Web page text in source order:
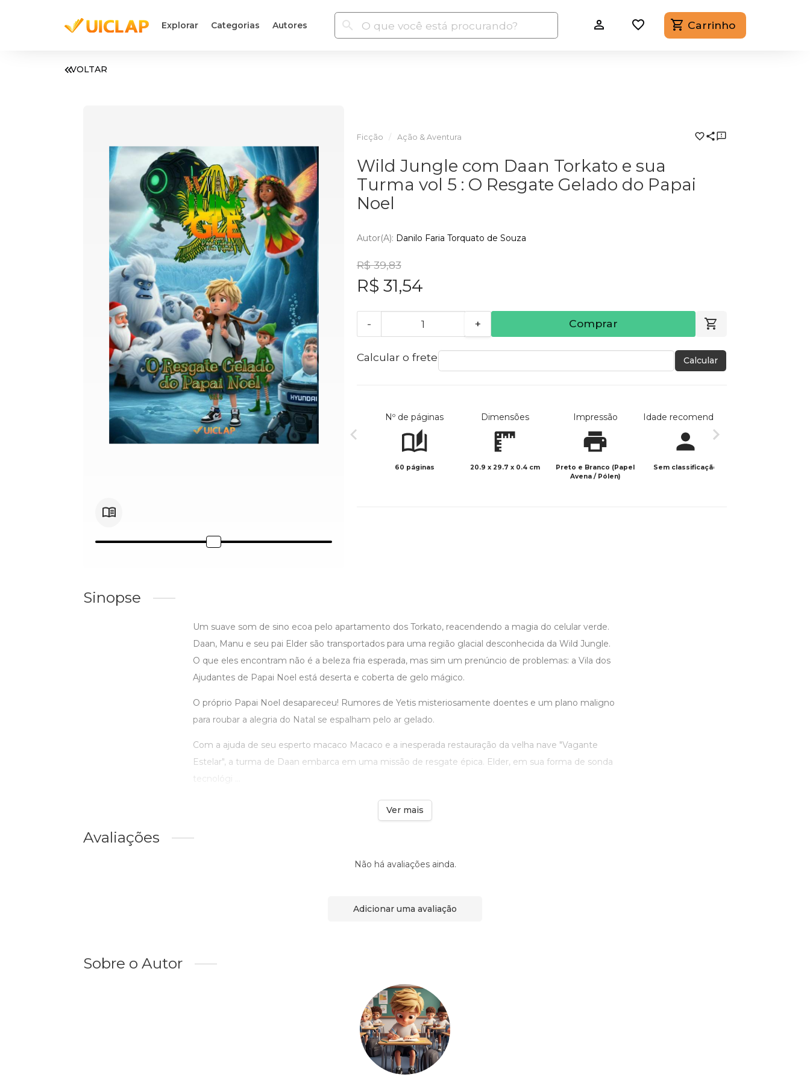
Explorar Categorias Autores Carrinho
VOLTAR
Ficção Ação & Aventura
Wild Jungle com Daan Torkato e sua
Turma vol 5 : O Resgate Gelado do Papai
Noel
Autor(a): Danilo Faria Torquato de Souza
R$ 39,83
R$ 31,54
- + Comprar
Calcular o frete Calcular
Nº de páginas
60 páginas
Dimensões
20.9 x 29.7 x 0.4 cm
Impressão
Preto e Branco (Papel
Avena / Pólen)
Idade recomendada
Sem classificação
Sinopse
Um suave som de sino ecoa pelo apartamento dos Torkato, reacendendo a magia do celular verde.
Daan, Manu e seu pai Elder são transportados para uma região glacial desconhecida da Wild Jungle.
O que eles encontram não é a beleza fria esperada, mas sim um prenúncio de problemas: a Vila dos
Ajudantes de Papai Noel está deserta e coberta de gelo mágico.
O próprio Papai Noel desapareceu! Rumores de Yetis misteriosamente doentes e um plano maligno
para roubar a alegria do Natal se espalham pelo ar gelado.
Com a ajuda de seu esperto macaco Macaco e a inesperada restauração da velha nave "Vagante
Estelar", a turma de Daan embarca em uma missão de resgate épica. Elder, em sua forma de sonda
tecnológi ...
Ver mais
Avaliações
Não há avaliações ainda.
Adicionar uma avaliação
Sobre o Autor